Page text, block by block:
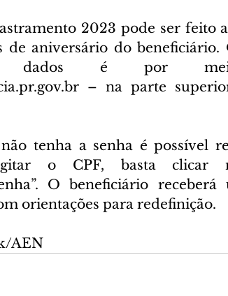
2023 pode ser feito
de aniversário do
dados é por
– na parte
tenha a senha é possível
o CPF, basta
O beneficiário
orientações para redefinição.
AEN